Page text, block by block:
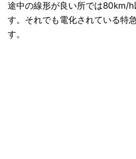
途中の線形が良い所では80km/h
す。それでも電化されている特
す。